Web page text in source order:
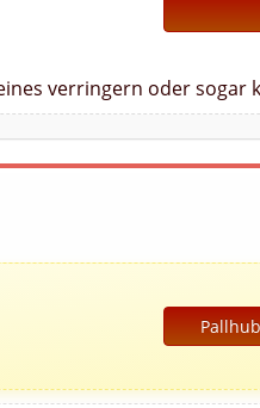
verringern oder sogar